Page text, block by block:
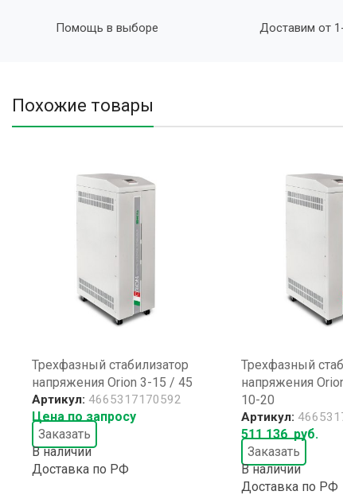
Помощь в выборе Доставим от
Похожие товары
Трехфазный стабилизатор
напряжения Orion 3-15 / 45
Артикул: 4665317170592
Цена по запросу
Заказать
В наличии
Доставка по РФ
Трехфазный
напряжения
10-20
Артикул:
511 136 руб.
Заказать
В наличии
Доставка по РФ